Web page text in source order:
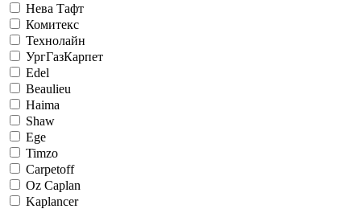
Нева Тафт
Комитекс
Технолайн
УргГазКарпет
Edel
Beaulieu
Haima
Shaw
Ege
Timzo
Carpetoff
Oz Caplan
Kaplancer